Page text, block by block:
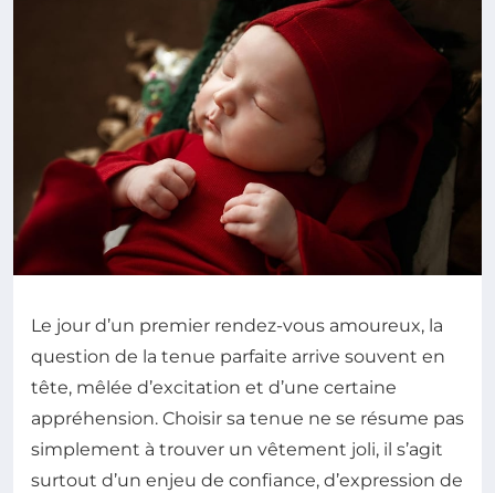
Le jour d’un premier rendez-vous amoureux, la
question de la tenue parfaite arrive souvent en
tête, mêlée d’excitation et d’une certaine
appréhension. Choisir sa tenue ne se résume pas
simplement à trouver un vêtement joli, il s’agit
surtout d’un enjeu de confiance, d’expression de